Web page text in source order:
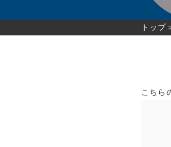
コーポレートサイト
トップ
こちら